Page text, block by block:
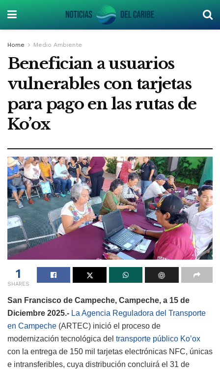
Home Medio Ambiente
Benefician a usuarios
vulnerables con tarjetas
para pago en las rutas de
Ko’ox
1
SHARES
San Francisco de Campeche, Campeche, a 15 de
Diciembre 2025.- La Agencia Reguladora del Transporte
en Campeche (ARTEC) inició el proceso de
modernización tecnológica del transporte público Ko’ox
con la entrega de 150 mil tarjetas electrónicas NFC, únicas
e intransferibles, cuya distribución concluirá el 31 de